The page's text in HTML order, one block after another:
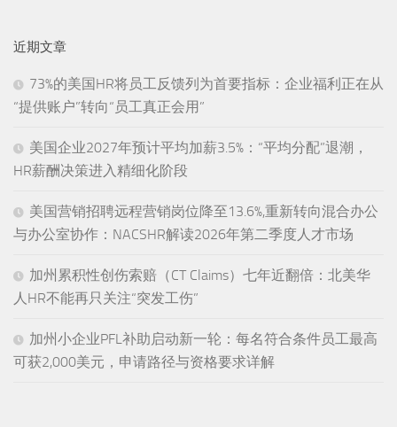
近期文章
73%的美国HR将员工反馈列为首要指标：企业福利正在从
“提供账户”转向“员工真正会用”
美国企业2027年预计平均加薪3.5%：“平均分配”退潮，
HR薪酬决策进入精细化阶段
美国营销招聘远程营销岗位降至13.6%,重新转向混合办公
与办公室协作：NACSHR解读2026年第二季度人才市场
加州累积性创伤索赔（CT Claims）七年近翻倍：北美华
人HR不能再只关注“突发工伤”
加州小企业PFL补助启动新一轮：每名符合条件员工最高
可获2,000美元，申请路径与资格要求详解